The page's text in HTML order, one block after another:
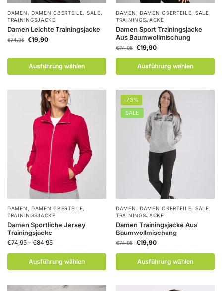
DAMEN , DAMEN OBERTEILE, SALE,
TRAININGSJACKE
Damen Leichte Trainingsjacke
€74,95 €19,90
Ausführung wählen
DAMEN , DAMEN OBERTEILE, SALE,
TRAININGSJACKE
Damen Sport Trainingsjacke
Aus Baumwollmischung
€74,95 €19,90
Ausführung wählen
DAMEN , DAMEN OBERTEILE,
TRAININGSJACKE
Damen Sportliche Jersey
Trainingsjacke
€74,95 – €84,95
Ausführung wählen
-73%
SALE
DAMEN , DAMEN OBERTEILE, SALE,
TRAININGSJACKE
Damen Trainingsjacke Aus
Baumwollmischung
€74,95 €19,90
Ausführung wählen